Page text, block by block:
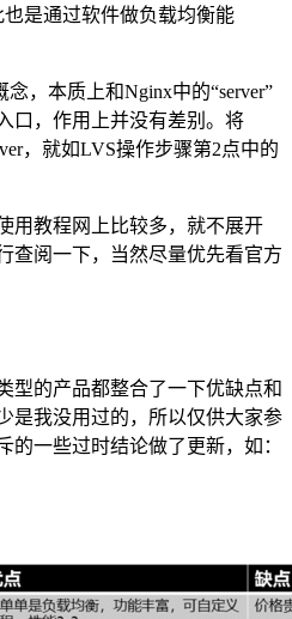
是通过软件做负载均衡能
，本质上和Nginx中的“server”
口，作用上并没有差别。将
，就如LVS操作步骤第2点中的
用教程网上比较多，就不展开
查阅一下，当然尽量优先看官方
型的产品都整合了一下优缺点和
是我没用过的，所以仅供大家参
的一些过时结论做了更新，如：